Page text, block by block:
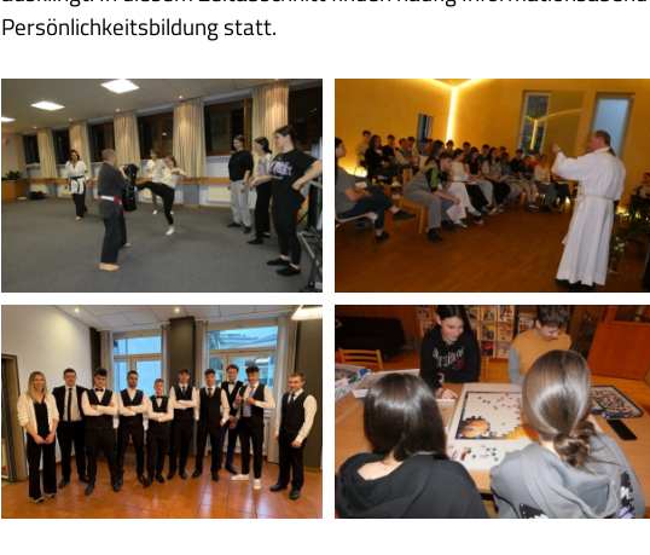
Persönlichkeitsbildung statt.
2025
03
25
Selbstverteidigungskurs
2025
10
Ostermesse
2
2025
04
15
Osteressen
2
Heimalltag
-
Puzzle